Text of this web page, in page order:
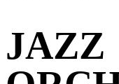
JAZZ